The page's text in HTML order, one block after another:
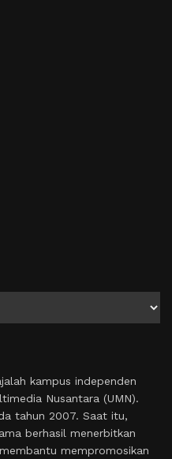
kampus independen
Nusantara (UMN).
tahun 2007. Saat itu,
berhasil menerbitkan
mempromosikan